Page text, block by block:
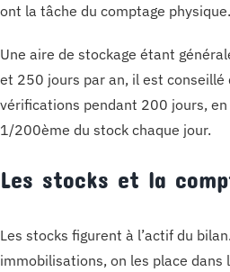
ont la tâche du comptage physique.
Une aire de stockage étant
et 250 jours par an, il est conseillé
vérifications pendant 200 jours,
1/200ème du stock chaque jour.
Les stocks et la
Les stocks figurent à l’actif du
immobilisations, on les place dans